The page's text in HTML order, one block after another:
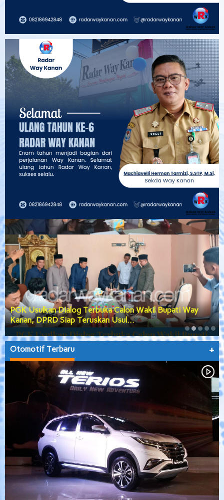
PGK Usulkan Dialog Terbuka Calon Wakil Bupati Way
Kanan, DPRD Siap Teruskan Usul…
Otomotif Terbaru +